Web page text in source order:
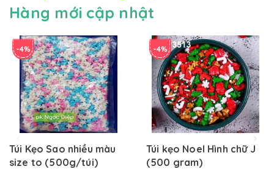
Hàng mới cập nhật
-4%
Túi Kẹo Sao nhiều màu
size to (500g/túi)
-4%
Túi kẹo Noel Hình chữ J
(500 gram)